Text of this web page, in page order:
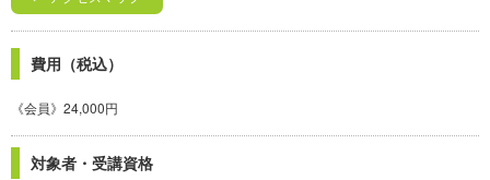
費用（税込）
《会員》24,000円
対象者・受講資格